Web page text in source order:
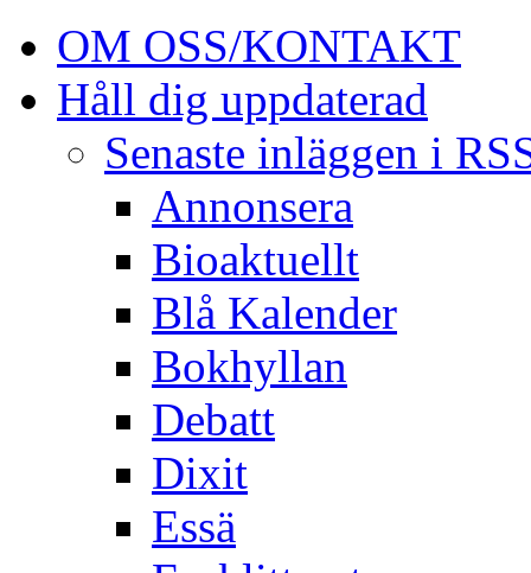
OM OSS/KONTAKT
Håll dig uppdaterad
Senaste inläggen i
Annonsera
Bioaktuellt
Blå Kalender
Bokhyllan
Debatt
Dixit
Essä